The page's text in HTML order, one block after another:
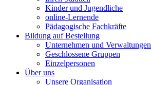
Kinder und Jugendliche
online-Lernende
Pädagogische Fachkräfte
Bildung auf Bestellung
Unternehmen und Verwaltungen
Geschlossene Gruppen
Einzelpersonen
Über uns
Unsere Organisation